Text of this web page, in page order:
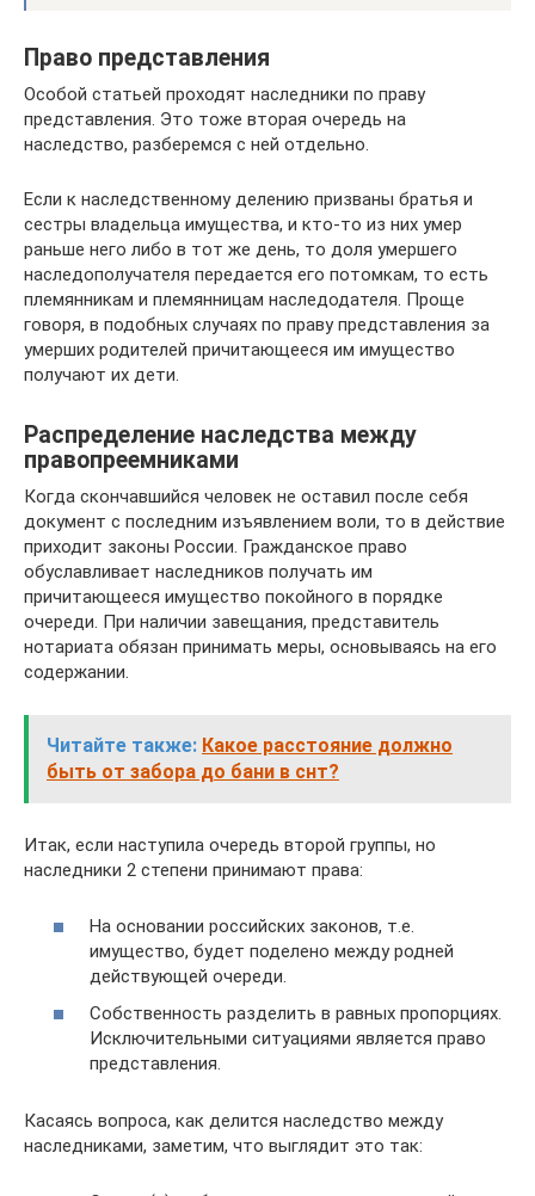
Право представления
Особой статьей проходят наследники по праву
представления. Это тоже вторая очередь на
наследство, разберемся с ней отдельно.
Если к наследственному делению призваны братья и
сестры владельца имущества, и кто-то из них умер
раньше него либо в тот же день, то доля умершего
наследополучателя передается его потомкам, то есть
племянникам и племянницам наследодателя. Проще
говоря, в подобных случаях по праву представления за
умерших родителей причитающееся им имущество
получают их дети.
Распределение наследства между
правопреемниками
Когда скончавшийся человек не оставил после себя
документ с последним изъявлением воли, то в действие
приходит законы России. Гражданское право
обуславливает наследников получать им
причитающееся имущество покойного в порядке
очереди. При наличии завещания, представитель
нотариата обязан принимать меры, основываясь на его
содержании.
Читайте также: Какое расстояние должно
быть от забора до бани в снт?
Итак, если наступила очередь второй группы, но
наследники 2 степени принимают права:
На основании российских законов, т.е.
имущество, будет поделено между родней
действующей очереди.
Собственность разделить в равных пропорциях.
Исключительными ситуациями является право
представления.
Касаясь вопроса, как делится наследство между
наследниками, заметим, что выглядит это так: